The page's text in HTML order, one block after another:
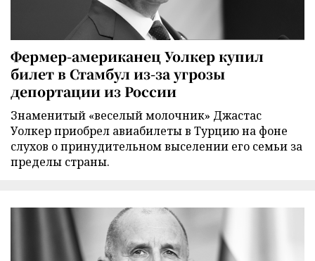
Фермер-американец Уолкер купил
билет в Стамбул из-за угрозы
депортации из России
Знаменитый «веселый молочник» Джастас
Уолкер приобрел авиабилеты в Турцию на фоне
слухов о принудительном выселении его семьи за
пределы страны.